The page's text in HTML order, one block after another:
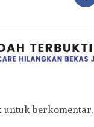
untuk berkomentar.